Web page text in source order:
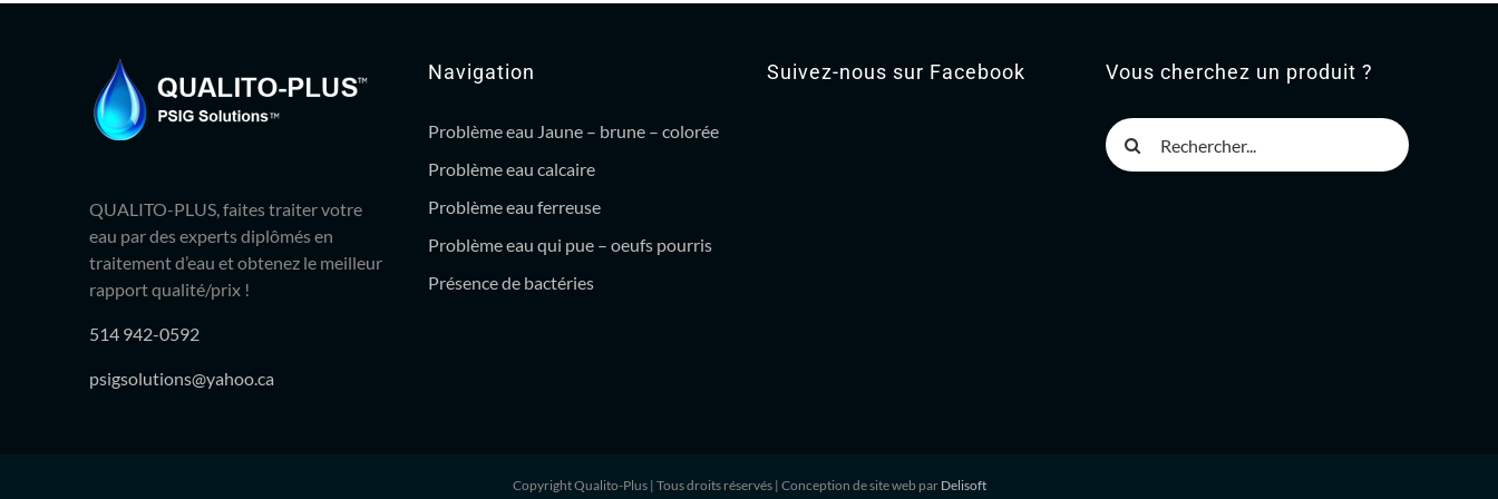
QUALITO-PLUS, faites traiter votre
eau par des experts diplômés en
traitement d’eau et obtenez le meilleur
rapport qualité/prix !
514 942-0592
psigsolutions@yahoo.ca
Navigation
Problème eau Jaune – brune – colorée
Problème eau calcaire
Problème eau ferreuse
Problème eau qui pue – oeufs pourris
Présence de bactéries
Suivez-nous sur Facebook Vous cherchez un produit ?
Rechercher
Copyright Qualito-Plus | Tous droits réservés | Conception de site web par Delisoft